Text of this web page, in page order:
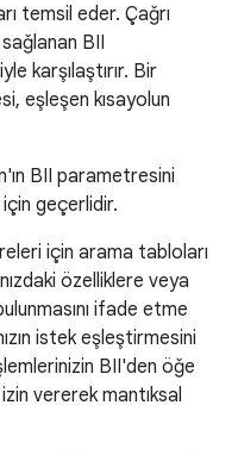
temsil eder. Çağrı
sağlanan BII
karşılaştırır. Bir
eşleşen kısayolun
BII parametresini
geçerlidir.
için arama tabloları
özelliklere veya
ifade etme
istek eşleştirmesini
BII'den öğe
izin vererek mantıksal